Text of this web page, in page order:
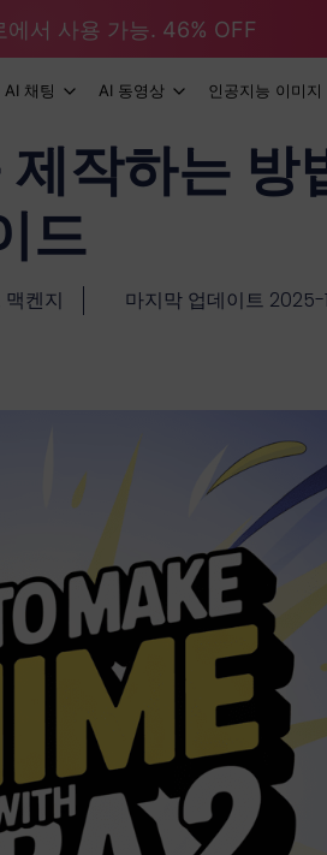
서 사용 가능. 46% OFF
AI 채팅 AI 동영상 인공지능 이미지
작하는 방
드
켄지 마지막 업데이트 2025-